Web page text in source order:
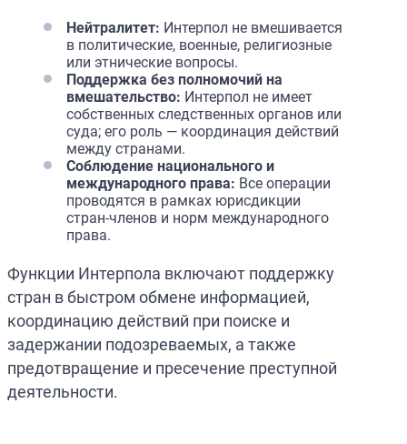
Нейтралитет: Интерпол не вмешивается
в политические, военные, религиозные
или этнические вопросы.
Поддержка без полномочий на
вмешательство: Интерпол не имеет
собственных следственных органов или
суда; его роль — координация действий
между странами.
Соблюдение национального и
международного права: Все операции
проводятся в рамках юрисдикции
стран-членов и норм международного
права.
Функции Интерпола включают поддержку
стран в быстром обмене информацией,
координацию действий при поиске и
задержании подозреваемых, а также
предотвращение и пресечение преступной
деятельности.